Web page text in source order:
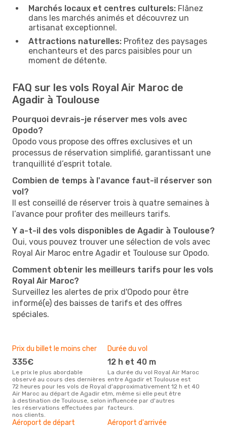
Marchés locaux et centres culturels: Flânez
dans les marchés animés et découvrez un
artisanat exceptionnel.
Attractions naturelles: Profitez des paysages
enchanteurs et des parcs paisibles pour un
moment de détente.
FAQ sur les vols Royal Air Maroc de
Agadir à Toulouse
Pourquoi devrais-je réserver mes vols avec
Opodo?
Opodo vous propose des offres exclusives et un
processus de réservation simplifié, garantissant une
tranquillité d’esprit totale.
Combien de temps à l'avance faut-il réserver son
vol?
Il est conseillé de réserver trois à quatre semaines à
l’avance pour profiter des meilleurs tarifs.
Y a-t-il des vols disponibles de Agadir à Toulouse?
Oui, vous pouvez trouver une sélection de vols avec
Royal Air Maroc entre Agadir et Toulouse sur Opodo.
Comment obtenir les meilleurs tarifs pour les vols
Royal Air Maroc?
Surveillez les alertes de prix d'Opodo pour être
informé(e) des baisses de tarifs et des offres
spéciales.
Prix du billet le moins cher
335€
Le prix le plus abordable
observé au cours des dernières
72 heures pour les vols de Royal
Air Maroc au départ de Agadir et
à destination de Toulouse, selon
les réservations effectuées par
nos clients.
Durée du vol
12 h et 40 m
La durée du vol Royal Air Maroc
entre Agadir et Toulouse est
d'approximativement 12 h et 40
m, même si elle peut être
influencée par d'autres
facteurs.
Aéroport de départ Aéroport d'arrivée